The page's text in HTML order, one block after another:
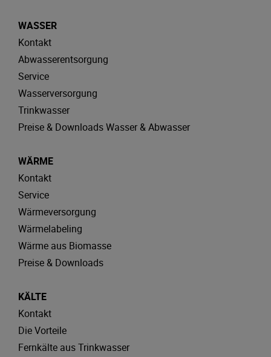
WASSER
Kontakt
Abwasserentsorgung
Service
Wasserversorgung
Trinkwasser
Preise & Downloads Wasser & Abwasser
WÄRME
Kontakt
Service
Wärmeversorgung
Wärmelabeling
Wärme aus Biomasse
Preise & Downloads
KÄLTE
Kontakt
Die Vorteile
Fernkälte aus Trinkwasser